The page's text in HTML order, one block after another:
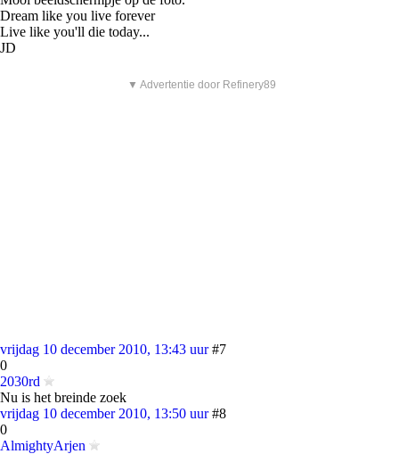
Dream like you live forever
Live like you'll die today...
JD
▼ Advertentie door Refinery89
vrijdag 10 december 2010, 13:43 uur #7
0
2030rd
Nu is het breinde zoek
vrijdag 10 december 2010, 13:50 uur #8
0
AlmightyArjen